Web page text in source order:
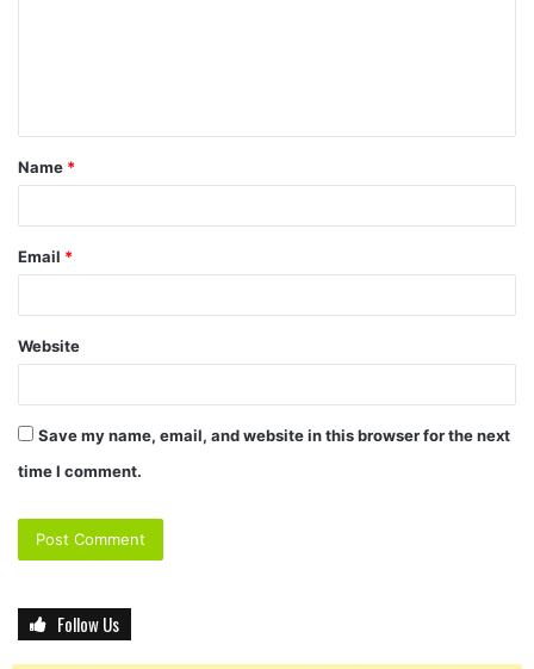
Name *
Email *
Website
Save my name, email, and website in this browser for the next
time I comment.
Follow Us